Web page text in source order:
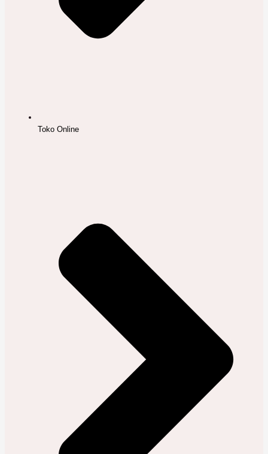
Toko Online